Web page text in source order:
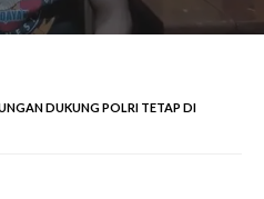
DUKUNG POLRI TETAP DI